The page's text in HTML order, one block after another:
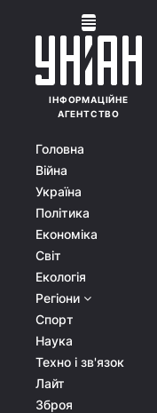
ІНФОРМАЦІЙНЕ
АГЕНТСТВО
Головна
Війна
Україна
Політика
Економіка
Світ
Екологія
Регіони
Спорт
Наука
Техно і зв'язок
Лайт
Зброя